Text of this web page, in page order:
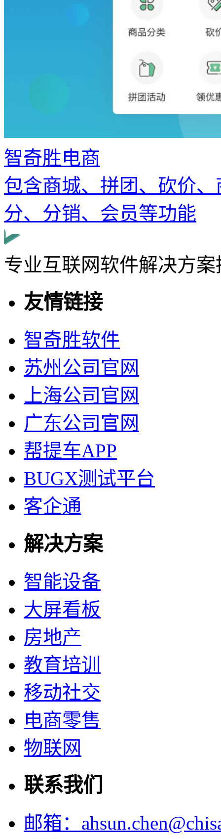
智奇胜电商
包含商城、拼团、砍价
分、分销、会员等功能
专业互联网软件解决方案
友情链接
智奇胜软件
苏州公司官网
上海公司官网
广东公司官网
帮提车APP
BUGX测试平台
客企通
解决方案
智能设备
大屏看板
房地产
教育培训
移动社交
电商零售
物联网
联系我们
邮箱：